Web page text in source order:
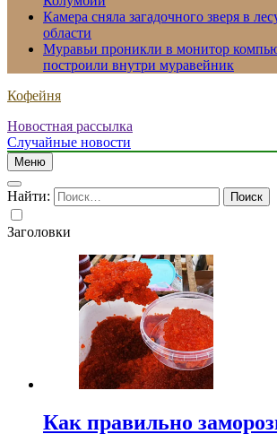
Камера сняла загадочного зверя в
области
Муравьи проникли в монитор
построили внутри муравейник
Кофейня
Новостная рассылка
Случайные новости
Меню
Найти:
Заголовки
Как правильно